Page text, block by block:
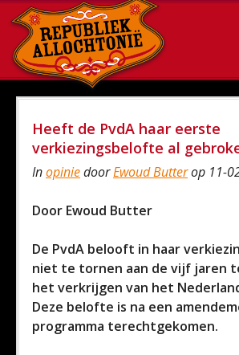
Heeft de PvdA haar eerste
verkiezingsbelofte al
InopiniedoorEwoud Butterop 11-
Door Ewoud Butter
De PvdA belooft in haar
niet te tornen aan de vijf jaren
het verkrijgen van het
Deze belofte is na een
programma terechtgekomen.